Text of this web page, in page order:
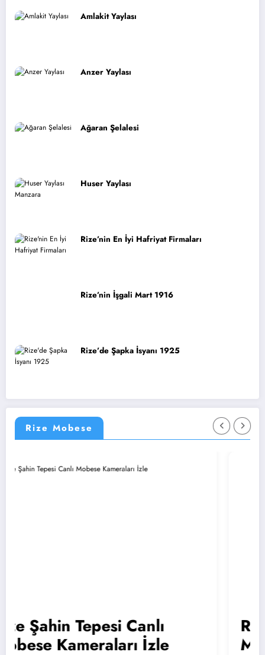
Amlakit Yaylası
Anzer Yaylası
Ağaran Şelalesi
Huser Yaylası
Rize’nin En İyi Hafriyat Firmaları
Rize’nin İşgali Mart 1916
Rize’de Şapka İsyanı 1925
Rize Mobese
Tepesi Canlı
İzle
Rize
Mobese